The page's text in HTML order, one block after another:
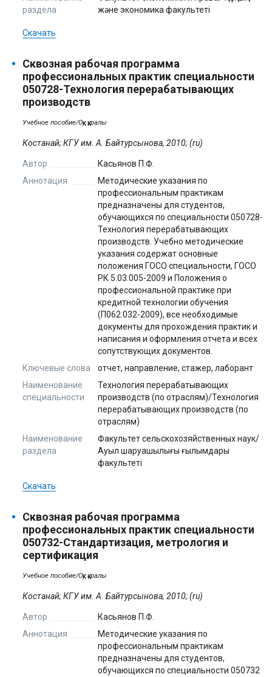
раздела
және экономика факультеті
Скачать
Сквозная рабочая программа
профессиональных практик специальности
050728-Технология перерабатывающих
производств
Учебное пособие/Оқу құралы
Костанай; КГУ им. А. Байтурсынова, 2010; (ru)
Автор
Касьянов П.Ф.
Аннотация
Методические указания по
профессиональным практикам
предназначены для студентов,
обучающихся по специальности 050728-
Технология перерабатывающих
производств. Учебно методические
указания содержат основные
положения ГОСО специальности, ГОСО
РК 5.03.005-2009 и Положения о
профессиональной практике при
кредитной технологии обучения
(П062.032-2009), все необходимые
документы для прохождения практик и
написания и оформления отчета и всех
сопутствующих документов.
Ключевые слова
отчет, направление, стажер, лаборант
Наименование
специальности
Технология перерабатывающих
производств (по отраслям)/Технология
перерабатывающих производств (по
отраслям)
Наименование
раздела
Факультет сельскохозяйственных наук/
Ауыл шаруашылығы ғылымдары
факультеті
Скачать
Сквозная рабочая программа
профессиональных практик специальности
050732-Стандартизация, метрология и
сертификация
Учебное пособие/Оқу құралы
Костанай; КГУ им. А. Байтурсынова, 2010; (ru)
Автор
Касьянов П.Ф.
Аннотация
Методические указания по
профессиональным практикам
предназначены для студентов,
обучающихся по специальности 050732